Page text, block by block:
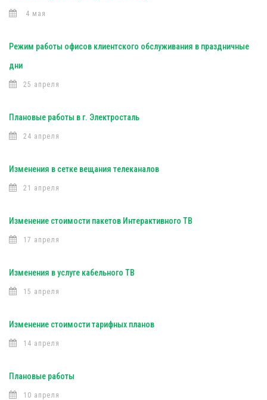
4 мая
Режим работы офисов клиентского обслуживания в праздничные
дни
25 апреля
Плановые работы в г. Электросталь
24 апреля
Изменения в сетке вещания телеканалов
21 апреля
Изменение стоимости пакетов Интерактивного ТВ
17 апреля
Изменения в услуге кабельного ТВ
15 апреля
Изменение стоимости тарифных планов
14 апреля
Плановые работы
10 апреля